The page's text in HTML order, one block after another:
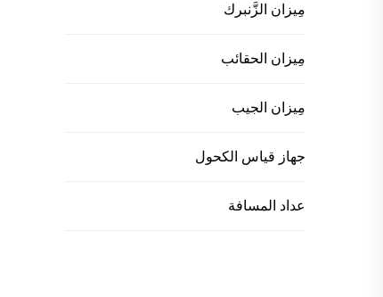
مِيزان الزَّنبرك
مِيزان الحقائب
مِيزان الجيب
جهاز قياس الكحول
عداد المسافة